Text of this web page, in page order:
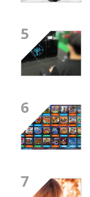
5
6
7